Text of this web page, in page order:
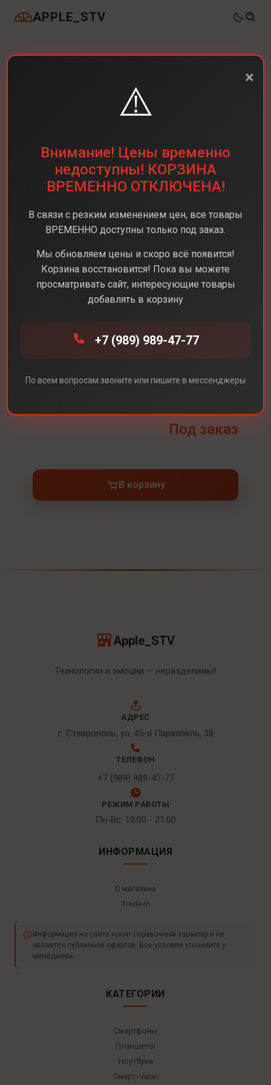
APPLE_STV
Ноутбуки MacBook Air 13 M4
MacBook Air 13 M4
Диагональ экрана
Встроенная память
Оперативная память
16 ГБ
Под заказ
В корзину
Apple_STV
Технологии и эмоции — неразделимы!
АДРЕС
г. Ставрополь, ул. 45-я Параллель, 38
ТЕЛЕФОН
+7 (989) 989-47-77
РЕЖИМ РАБОТЫ
Пн-Вс: 10:00 - 21:00
ИНФОРМАЦИЯ
О магазине
Trade-In
Информация на сайте носит справочный характер и не
является публичной офертой. Все условия уточняйте у
менеджера.
КАТЕГОРИИ
Смартфоны
Планшеты
Ноутбуки
Смарт-Часы
×
⚠️
Внимание! Цены временно
недоступны! КОРЗИНА
ВРЕМЕННО ОТКЛЮЧЕНА!
В связи с резким изменением цен, все товары
ВРЕМЕННО доступны только под заказ.
Мы обновляем цены и скоро всё появится!
Корзина восстановится! Пока вы можете
просматривать сайт, интересующие товары
добавлять в корзину
+7 (989) 989-47-77
По всем вопросам звоните или пишите в мессенджеры